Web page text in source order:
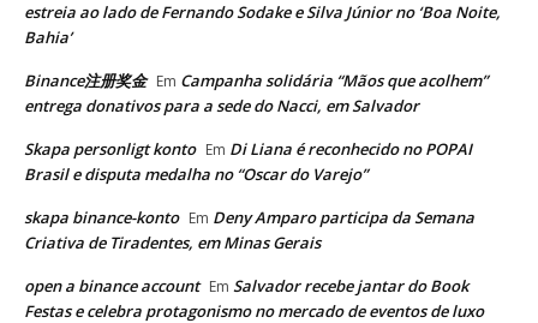
estreia ao lado de Fernando Sodake e Silva Júnior no ‘Boa Noite,
Bahia’
Binance注册奖金 Em Campanha solidária “Mãos que acolhem”
entrega donativos para a sede do Nacci, em Salvador
Skapa personligt konto Em Di Liana é reconhecido no POPAI
Brasil e disputa medalha no “Oscar do Varejo”
skapa binance-konto Em Deny Amparo participa da Semana
Criativa de Tiradentes, em Minas Gerais
open a binance account Em Salvador recebe jantar do Book
Festas e celebra protagonismo no mercado de eventos de luxo